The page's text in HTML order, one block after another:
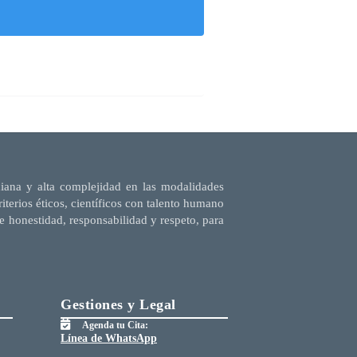
y alta complejidad en las modalidades
éticos, científicos con talento humano
responsabilidad y respeto, para
Gestiones y Legal
Agenda tu Cita:
Línea de WhatsApp